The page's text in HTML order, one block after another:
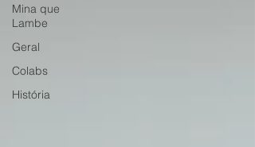
Mina que
Lambe
Geral
Colabs
História